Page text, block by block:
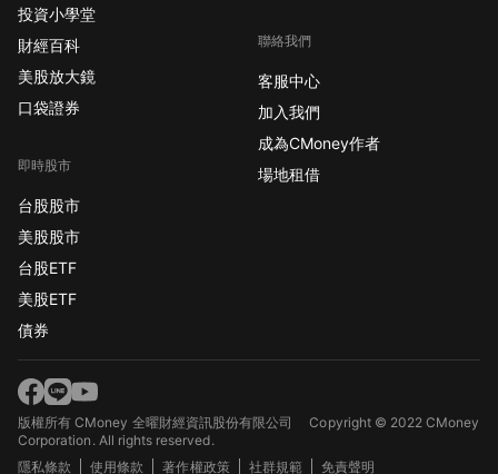
投資小學堂
財經百科
美股放大鏡
口袋證券
即時股市
台股股市
美股股市
台股ETF
美股ETF
債券
聯絡我們
客服中心
加入我們
成為CMoney作者
場地租借
版權所有 CMoney 全曜財經資訊股份有限公司Copyright © 2022 CMoney
Corporation. All rights reserved.
隱私條款
使用條款 著作權政策 社群規範 免責聲明